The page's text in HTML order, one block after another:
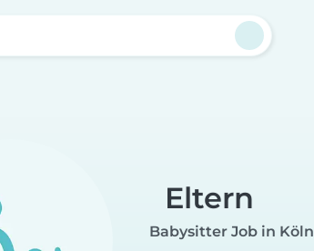
Eltern
Babysitter Job in Köln